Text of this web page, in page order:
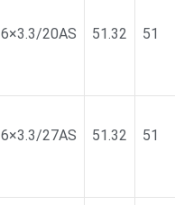
6×3.3/20AS 51.32 51
6×3.3/27AS 51.32 51